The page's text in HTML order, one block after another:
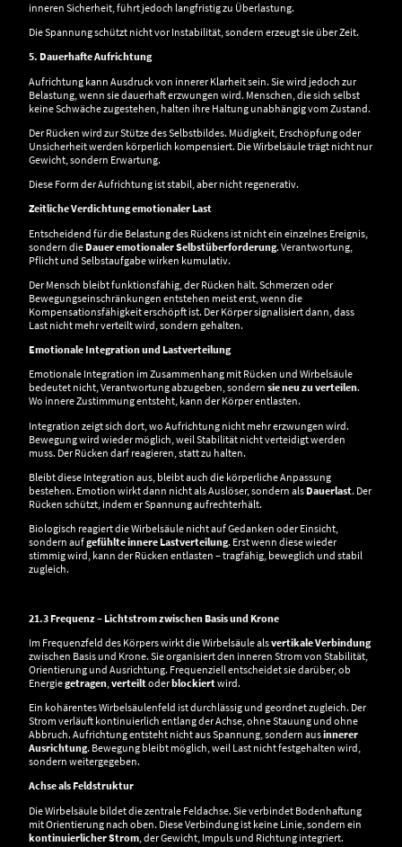
inneren Sicherheit, führt jedoch langfristig zu Überlastung.
Die Spannung schützt nicht vor Instabilität, sondern erzeugt sie über Zeit.
5. Dauerhafte Aufrichtung
Aufrichtung kann Ausdruck von innerer Klarheit sein. Sie wird jedoch zur
Belastung, wenn sie dauerhaft erzwungen wird. Menschen, die sich selbst
keine Schwäche zugestehen, halten ihre Haltung unabhängig vom Zustand.
Der Rücken wird zur Stütze des Selbstbildes. Müdigkeit, Erschöpfung oder
Unsicherheit werden körperlich kompensiert. Die Wirbelsäule trägt nicht nur
Gewicht, sondern Erwartung.
Diese Form der Aufrichtung ist stabil, aber nicht regenerativ.
Zeitliche Verdichtung emotionaler Last
Entscheidend für die Belastung des Rückens ist nicht ein einzelnes Ereignis,
sondern die Dauer emotionaler Selbstüberforderung. Verantwortung,
Pflicht und Selbstaufgabe wirken kumulativ.
Der Mensch bleibt funktionsfähig, der Rücken hält. Schmerzen oder
Bewegungseinschränkungen entstehen meist erst, wenn die
Kompensationsfähigkeit erschöpft ist. Der Körper signalisiert dann, dass
Last nicht mehr verteilt wird, sondern gehalten.
Emotionale Integration und Lastverteilung
Emotionale Integration im Zusammenhang mit Rücken und Wirbelsäule
bedeutet nicht, Verantwortung abzugeben, sondern sie neu zu verteilen.
Wo innere Zustimmung entsteht, kann der Körper entlasten.
Integration zeigt sich dort, wo Aufrichtung nicht mehr erzwungen wird.
Bewegung wird wieder möglich, weil Stabilität nicht verteidigt werden
muss. Der Rücken darf reagieren, statt zu halten.
Bleibt diese Integration aus, bleibt auch die körperliche Anpassung
bestehen. Emotion wirkt dann nicht als Auslöser, sondern als Dauerlast. Der
Rücken schützt, indem er Spannung aufrechterhält.
Biologisch reagiert die Wirbelsäule nicht auf Gedanken oder Einsicht,
sondern aufgefühlte innere Lastverteilung. Erst wenn diese wieder
stimmig wird, kann der Rücken entlasten – tragfähig, beweglich und stabil
zugleich.
21.3 Frequenz – Lichtstrom zwischen Basis und Krone
Im Frequenzfeld des Körpers wirkt die Wirbelsäule alsvertikale Verbindung
zwischen Basis und Krone. Sie organisiert den inneren Strom von Stabilität,
Orientierung und Ausrichtung. Frequenziell entscheidet sie darüber, ob
Energiegetragen verteiltoderblockiertwird.
Ein kohärentes Wirbelsäulenfeld ist durchlässig und geordnet zugleich. Der
Strom verläuft kontinuierlich entlang der Achse, ohne Stauung und ohne
Abbruch. Aufrichtung entsteht nicht aus Spannung, sondern ausinnerer
Ausrichtung. Bewegung bleibt möglich, weil Last nicht festgehalten wird,
sondern weitergegeben.
Achse als Feldstruktur
Die Wirbelsäule bildet die zentrale Feldachse. Sie verbindet Bodenhaftung
mit Orientierung nach oben. Diese Verbindung ist keine Linie, sondern ein
kontinuierlicher Strom , der Gewicht, Impuls und Richtung integriert.